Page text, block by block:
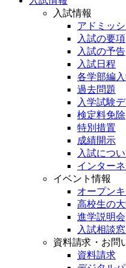
入試情報
アドミッ
入試の要項
入試の予告
入試日程
各学部編
過去問題
入学試験
検定料免除
特別措置
成績開示
入試につ
インター
イベント情報
オープン
高校生の
進学説明会
入試相談
資料請求・お問
資料請求